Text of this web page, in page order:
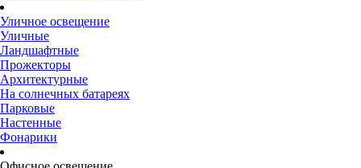
Уличное освещение
Уличные
Ландшафтные
Прожекторы
Архитектурные
На солнечных батареях
Парковые
Настенные
Фонарики